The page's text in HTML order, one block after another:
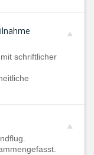
schriftlicher